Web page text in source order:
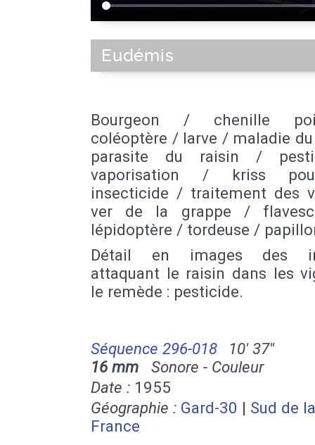
Eudémis
Bourgeon / chenille
coléoptère / larve / maladie
parasite du raisin /
vaporisation / kriss
insecticide / traitement des
ver de la grappe /
lépidoptère / tordeuse /
Détail en images des
attaquant le raisin dans les
le remède : pesticide.
Séquence 296-018
10' 37''
16 mm Sonore - Couleur
Date : 1955
Géographie : Gard-30 | Sud de la
France